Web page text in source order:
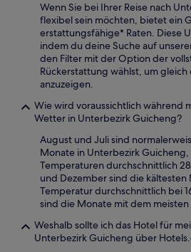
Wenn Sie bei Ihrer Reise nach
flexibel sein möchten, bietet ein
erstattungsfähige* Raten. Diese
indem du deine Suche auf
den Filter mit der Option der
Rückerstattung wählst, um
anzuzeigen.
Wie wird voraussichtlich während
Wetter in Unterbezirk Guicheng?
August und Juli sind
Monate in Unterbezirk
Temperaturen durchschnittlich
und Dezember sind die
Temperatur durchschnittlich bei
sind die Monate mit dem meisten
Weshalb sollte ich das Hotel für
Unterbezirk Guicheng über